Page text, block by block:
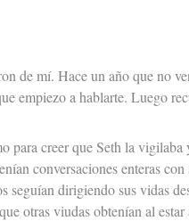
de mí. Hace un año que no
empiezo a hablarte. Luego
para creer que Seth la vigilaba
conversaciones enteras
seguían dirigiendo sus vidas
otras viudas obtenían al estar